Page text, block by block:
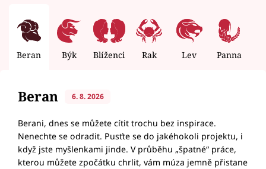
Beran Býk Blíženci Rak Lev Panna
Beran 6. 8. 2026
Berani, dnes se můžete cítit trochu bez inspirace.
Nenechte se odradit. Pusťte se do jakéhokoli projektu, i
když jste myšlenkami jinde. V průběhu „špatné“ práce,
kterou můžete zpočátku chrlit, vám múza jemně přistane